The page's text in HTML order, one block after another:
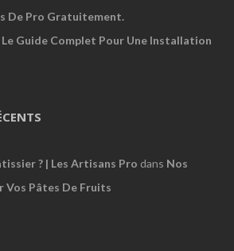
De Pro Gratuitement.
Le Guide Complet Pour Une Installation
? | Les Artisans Pro dans Nos
Vos Pâtes De Fruits